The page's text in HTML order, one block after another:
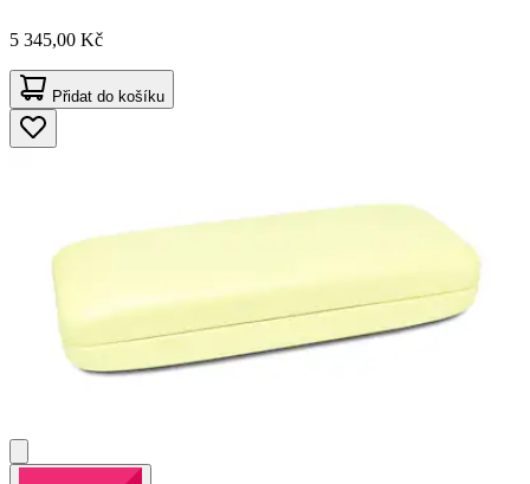
5 345,00 Kč
Přidat do košíku